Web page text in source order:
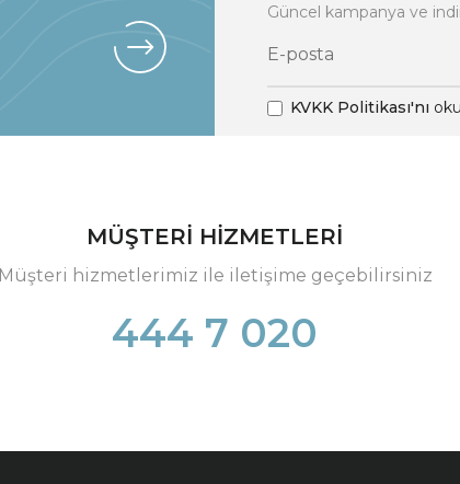
Güncel kampanya ve
KVKK Politikası'nı
MÜŞTERİ HİZMETLERİ
Müşteri hizmetlerimiz ile iletişime geçebilirsiniz
444 7 020